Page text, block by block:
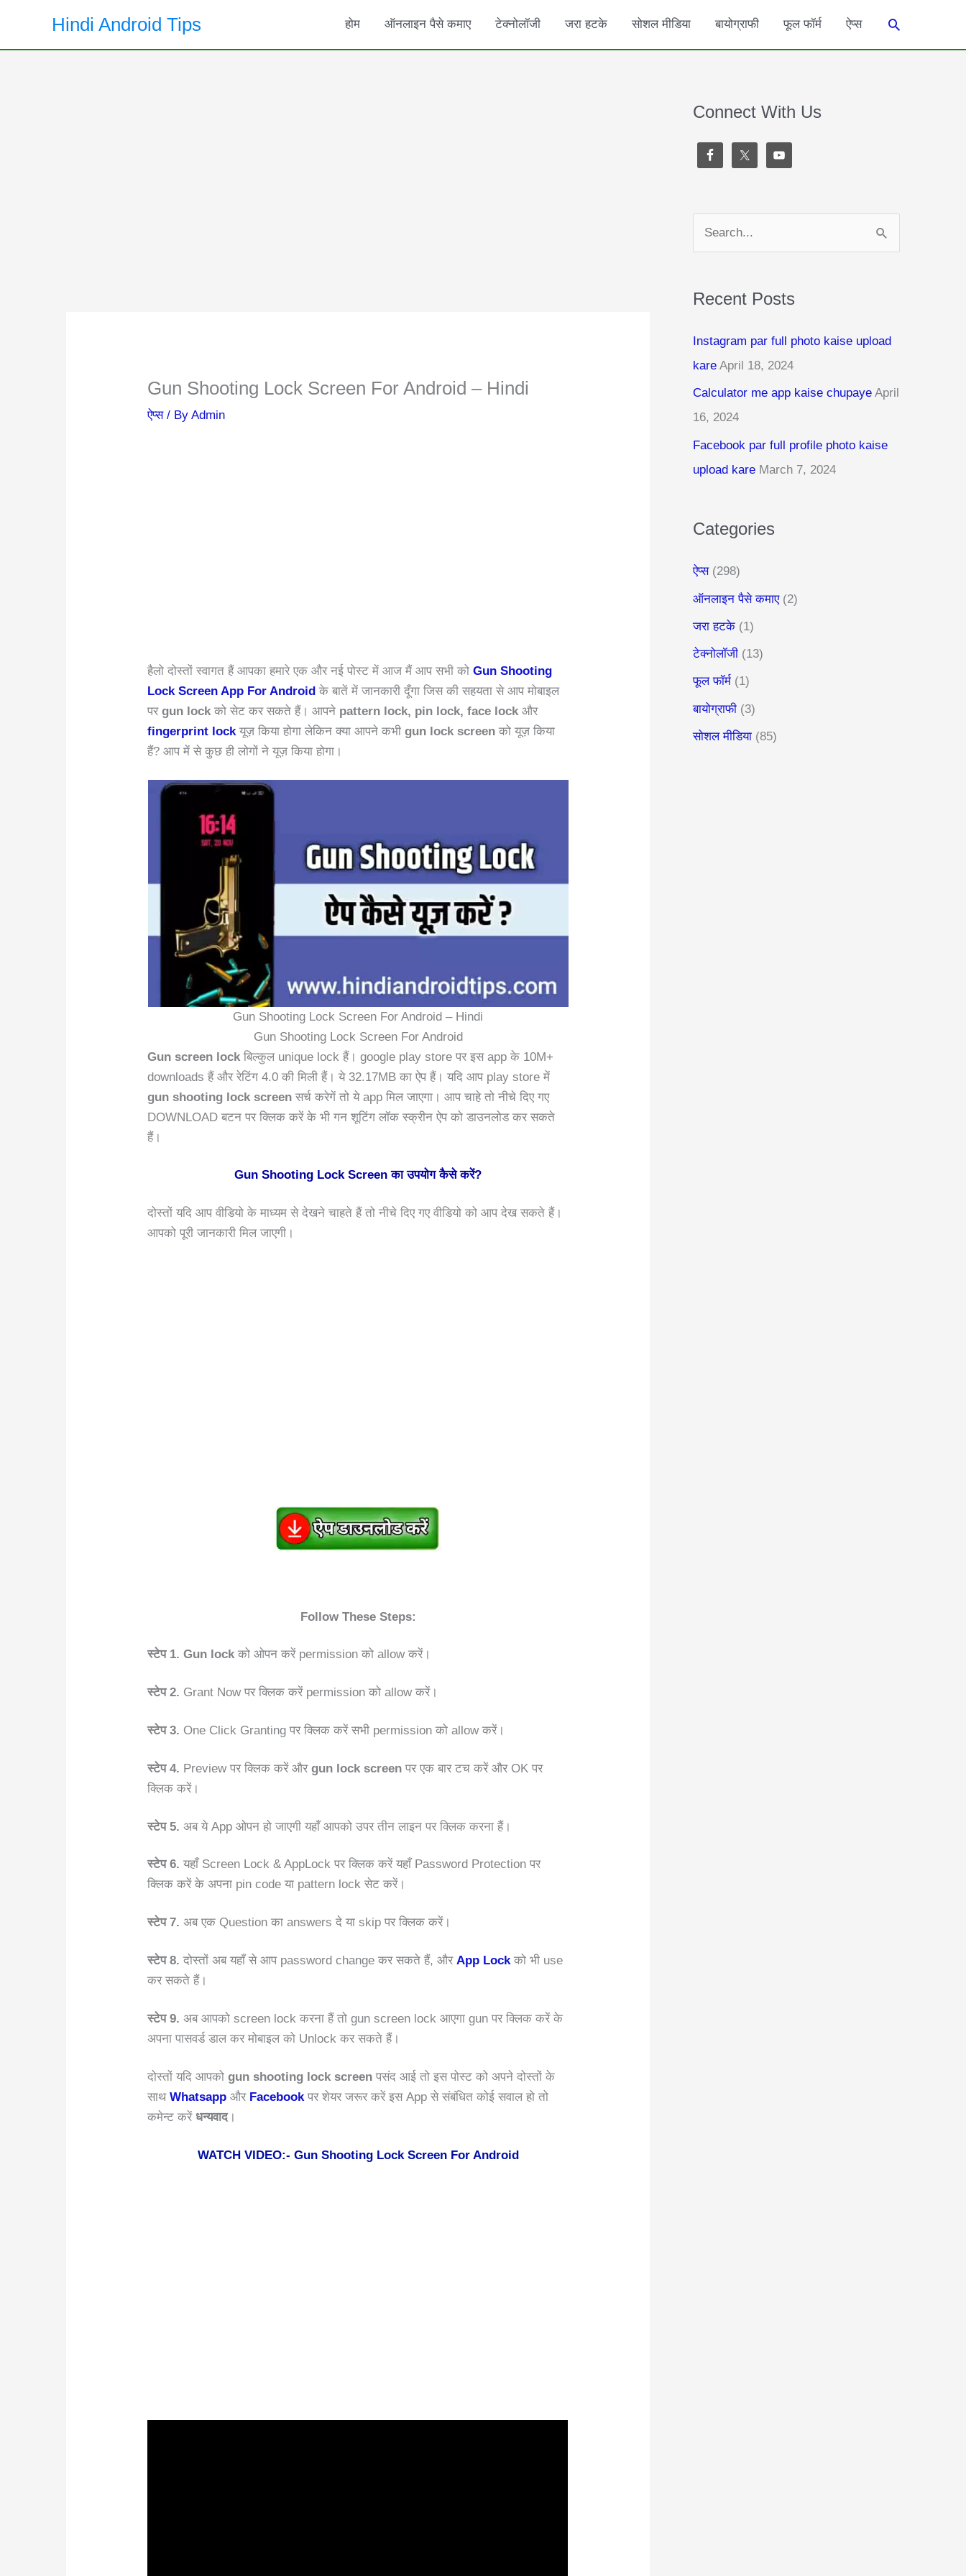
content
Hindi Android Tips होम ऑनलाइन पैसे कमाए टेक्नोलॉजी जरा हटके सोशल मीडिया बायोग्राफी फूल फॉर्म ऐप्स Search
Gun Shooting Lock Screen For Android – Hindi
ऐप्स/ ByAdmin
हैलो दोस्तों स्वागत हैं आपका हमारे एक और नई पोस्ट में आज मैं आप सभी कोGun Shooting
Lock Screen App For Android के बातें में जानकारी दूँगा जिस की सहयता से आप मोबाइल
परgun lock को सेट कर सकते हैं। आपने pattern lock, pin lock, face lock और
fingerprint lock यूज़ किया होगा लेकिन क्या आपने कभीgun lock screen को यूज़ किया
हैं? आप में से कुछ ही लोगों ने यूज़ किया होगा।
Gun Shooting Lock Screen For Android – Hindi
Gun Shooting Lock Screen For Android
Gun screen lock बिल्कुल unique lock हैं। google play store पर इस app के 10M+
downloads हैं और रेटिंग 4.0 की मिली हैं। ये 32.17MB का ऐप हैं। यदि आप play store में
gun shooting lock screen सर्च करेगें तो ये app मिल जाएगा। आप चाहे तो नीचे दिए गए
DOWNLOAD बटन पर क्लिक करें के भी गन शूटिंग लॉक स्क्रीन ऐप को डाउनलोड कर सकते
हैं।
Gun Shooting Lock Screen का उपयोग कैसे करें?
दोस्तों यदि आप वीडियो के माध्यम से देखने चाहते हैं तो नीचे दिए गए वीडियो को आप देख सकते हैं।
आपको पूरी जानकारी मिल जाएगी।
Follow These Steps:
स्टेप 1. Gun lock को ओपन करें permission को allow करें।
स्टेप 2. Grant Now पर क्लिक करें permission को allow करें।
स्टेप 3. One Click Granting पर क्लिक करें सभी permission को allow करें।
स्टेप 4. Preview पर क्लिक करें औरgun lock screen पर एक बार टच करें और OK पर
क्लिक करें।
स्टेप 5. अब ये App ओपन हो जाएगी यहाँ आपको उपर तीन लाइन पर क्लिक करना हैं।
स्टेप 6. यहाँ Screen Lock & AppLock पर क्लिक करें यहाँ Password Protection पर
क्लिक करें के अपना pin code या pattern lock सेट करें।
स्टेप 7. अब एक Question का answers दे या skip पर क्लिक करें।
स्टेप 8. दोस्तों अब यहाँ से आप password change कर सकते हैं, औरApp Lockको भी use
कर सकते हैं।
स्टेप 9. अब आपको screen lock करना हैं तो gun screen lock आएगा gun पर क्लिक करें के
अपना पासवर्ड डाल कर मोबाइल को Unlock कर सकते हैं।
दोस्तों यदि आपकोgun shooting lock screen पसंद आई तो इस पोस्ट को अपने दोस्तों के
साथWhatsapp औरFacebook पर शेयर जरूर करें इस App से संबंधित कोई सवाल हो तो
कमेन्ट करेंधन्यवाद।
WATCH VIDEO:- Gun Shooting Lock Screen For Android
Connect With Us
e
r
h
f
o
r
:
Recent Posts
Instagram par full photo kaise upload
kare April 18, 2024
Calculator me app kaise chupaye April
16, 2024
Facebook par full profile photo kaise
upload kare March 7, 2024
Categories
ऐप्स(298)
ऑनलाइन पैसे कमाए(2)
जरा हटके (1)
टेक्नोलॉजी (13)
फूल फॉर्म (1)
बायोग्राफी (3)
सोशल मीडिया (85)